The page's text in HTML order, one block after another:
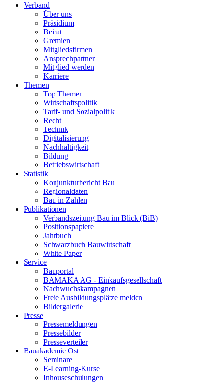
Verband
Über uns
Präsidium
Beirat
Gremien
Mitgliedsfirmen
Ansprechpartner
Mitglied werden
Karriere
Themen
Top Themen
Wirtschaftspolitik
Tarif- und Sozialpolitik
Recht
Technik
Digitalisierung
Nachhaltigkeit
Bildung
Betriebswirtschaft
Statistik
Konjunkturbericht Bau
Regionaldaten
Bau in Zahlen
Publikationen
Verbandszeitung Bau im Blick (BiB)
Positionspapiere
Jahrbuch
Schwarzbuch Bauwirtschaft
White Paper
Service
Bauportal
BAMAKA AG - Einkaufsgesellschaft
Nachwuchskampagnen
Freie Ausbildungsplätze melden
Bildergalerie
Presse
Pressemeldungen
Pressebilder
Presseverteiler
Bauakademie Ost
Seminare
E-Learning-Kurse
Inhouseschulungen